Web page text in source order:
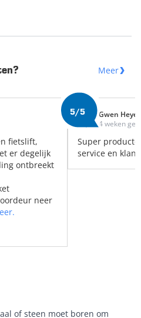
Meer
fietslift,
er degelijk
ontbreekt
neer
5/5
Gwen Heye
4 weken
Super
service en
of steen moet boren om